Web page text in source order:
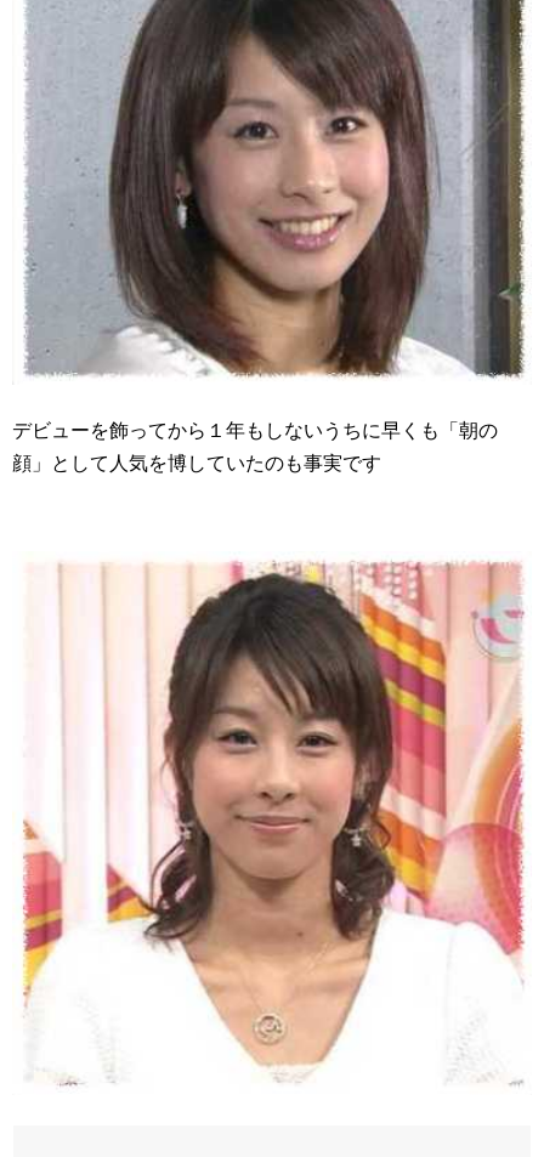
デビューを飾ってから１年もしないうちに早くも「朝の
顔」として人気を博していたのも事実です